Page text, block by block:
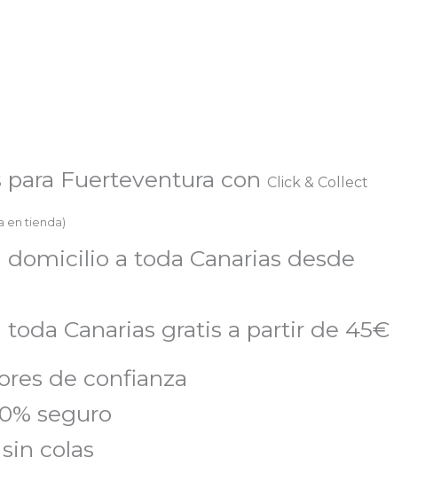
para Fuerteventura con Click & Collect
en tienda)
domicilio a toda Canarias desde
toda Canarias gratis a partir de 45€
de confianza
seguro
colas